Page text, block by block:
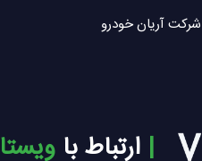
شرکت آریان خودرو
| ‌ارتباط باویستا